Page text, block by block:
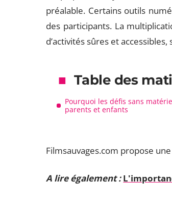
préalable. Certains outils
des participants. La
d’activités sûres et
Table des
Pourquoi les défis sans
parents et enfants
Filmsauvages.com propose
A lire également :